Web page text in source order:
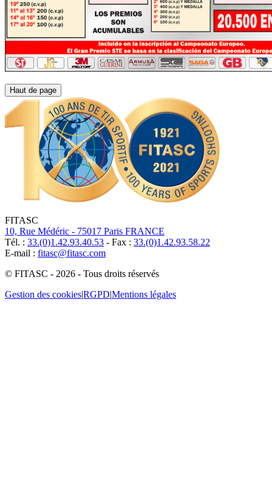
Haut de page
FITASC
10, Rue Médéric - 75017 Paris FRANCE
Tél. : 33.(0)1.42.93.40.53 - Fax : 33.(0)1.42.93.58.22
E-mail : fitasc@fitasc.com
© FITASC - 2026 - Tous droits réservés
Gestion des cookies|RGPD|Mentions légales